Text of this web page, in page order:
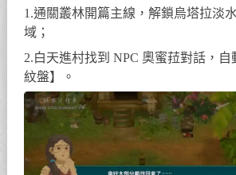
1.通關叢林開篇主線，解鎖烏塔拉淡
域；
2.白天進村找到 NPC 奧蜜菈對話，
紋盤】。